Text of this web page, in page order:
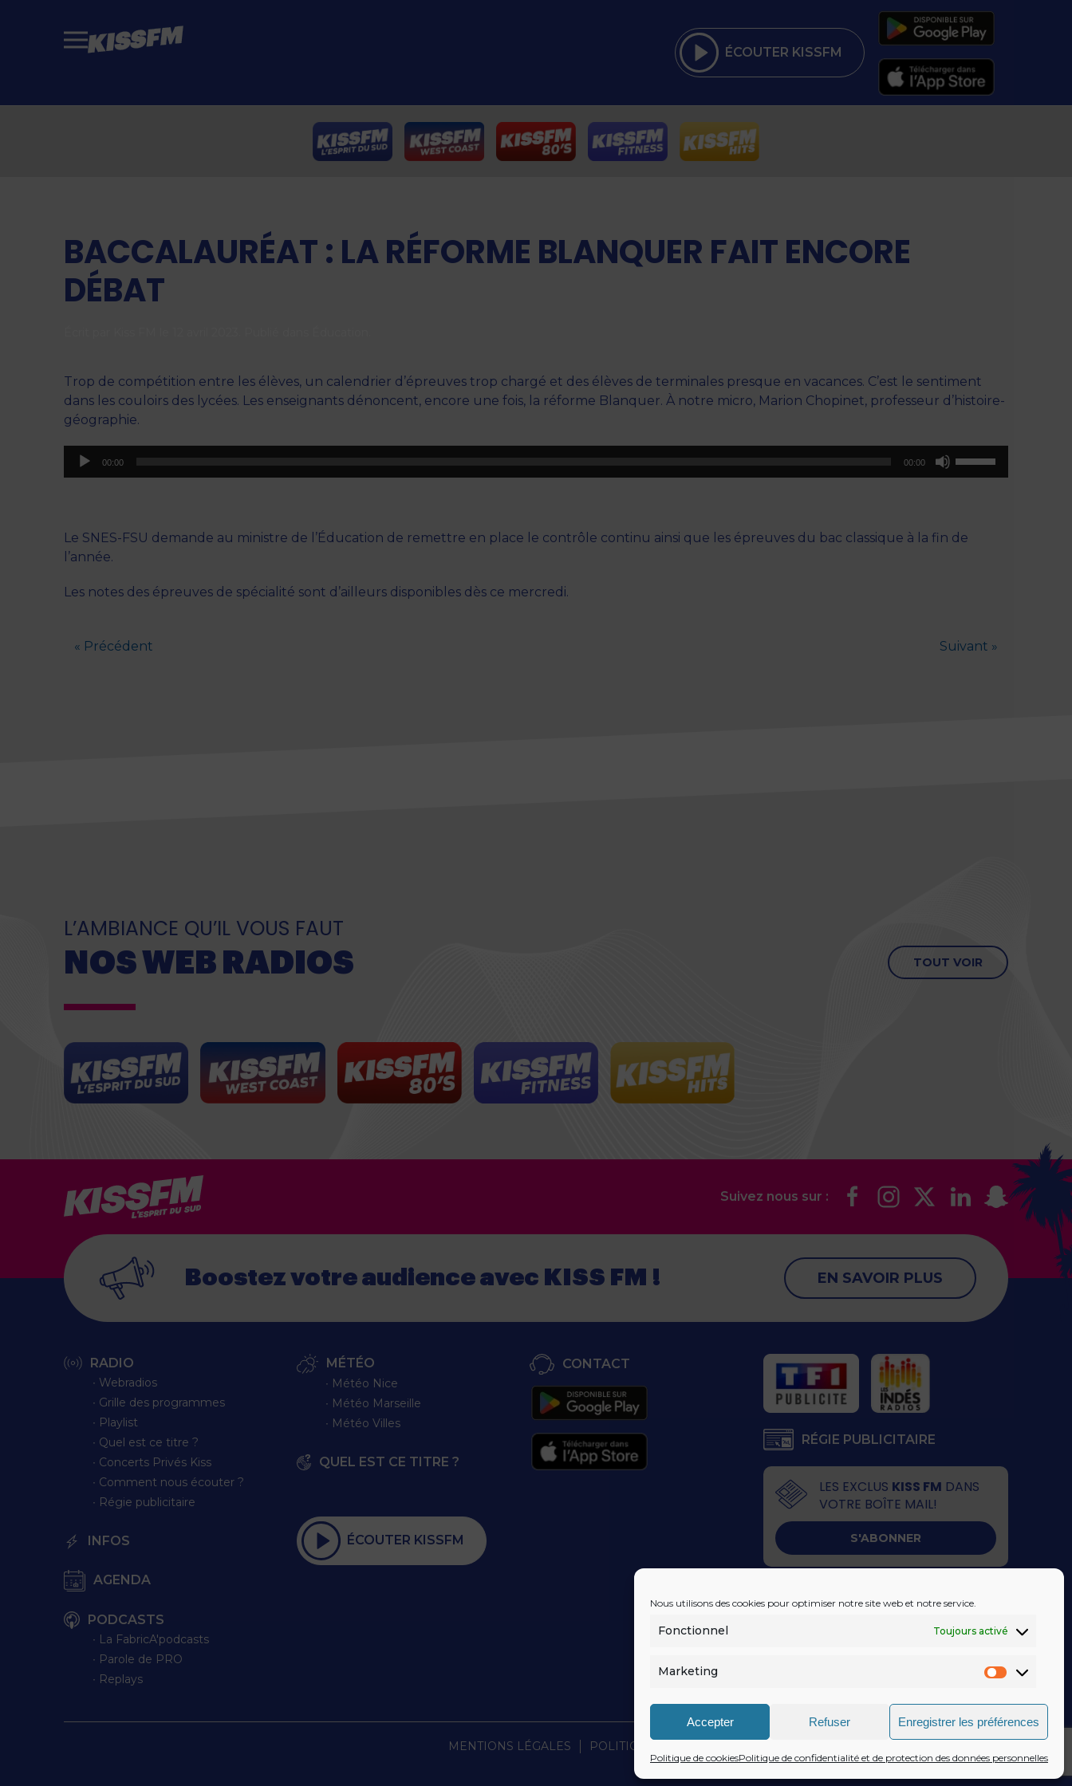
Nous utilisons des cookies pour optimiser notre site web et notre service.
Fonctionnel Toujours activé
Marketing
Accepter Refuser Enregistrer les préférences
Politique de cookiesPolitique de confidentialité et de protection des données personnelles
Passer au contenu principal ÉCOUTER KISSFM
BACCALAURÉAT : LA RÉFORME BLANQUER FAIT ENCORE
DÉBAT
Trop de compétition entre les élèves, un calendrier d’épreuves trop chargé et des élèves de terminales presque en vacances. C’est le sentiment
dans les couloirs des lycées. Les enseignants dénoncent, encore une fois, la réforme Blanquer. À notre micro, Marion Chopinet, professeur d’histoire-
géographie.
Lecteur
00:00 00:00
pour
Le SNES-FSU demande au ministre de l’Éducation de remettre en place le contrôle continu ainsi que les épreuves du bac classique à la fin de
l’année.
Les notes des épreuves de spécialité sont d’ailleurs disponibles dès ce mercredi.
« Précédent Suivant »
L’AMBIANCE QU’IL VOUS FAUT
NOS WEB RADIOS TOUT VOIR
Suivez nous sur :
Boostez votre audience avec KISS FM ! EN SAVOIR PLUS
RADIO
∙ Webradios
∙ Grille des programmes
∙ Playlist
∙ Quel est ce titre ?
∙ Concerts Privés Kiss
∙ Comment nous écouter ?
∙ Régie publicitaire
INFOS
AGENDA
PODCASTS
∙ La FabricA'podcasts
∙ Parole de PRO
∙ Replays
MÉTÉO
∙ Météo Nice
∙ Météo Marseille
∙ Météo Villes
QUEL EST CE TITRE ?
ÉCOUTER KISSFM
CONTACT
RÉGIE PUBLICITAIRE
LES EXCLUS KISS FM DANS
VOTRE BOÎTE MAIL!
S'ABONNER
MENTIONS LÉGALES POLITIQUE DE CONFIDENTIALITÉ